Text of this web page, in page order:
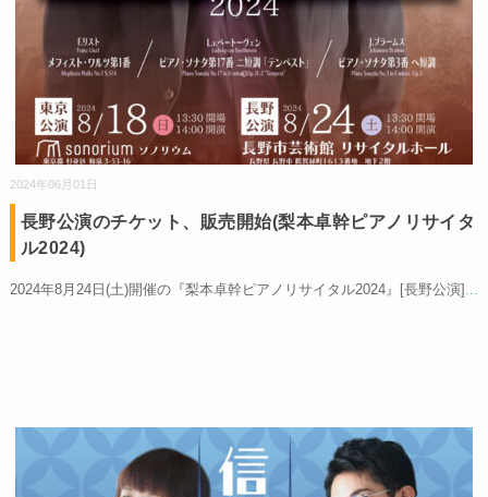
2024年06月01日
長野公演のチケット、販売開始(梨本卓幹ピアノリサイタ
ル2024)
2024年8月24日(土)開催の『梨本卓幹ピアノリサイタル2024』[長野公演] ...